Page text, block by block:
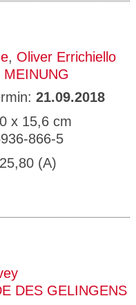
, Oliver Errichiello
MEINUNG
21.09.2018
x 15,6 cm
866-5
(A)
DES GELINGENS